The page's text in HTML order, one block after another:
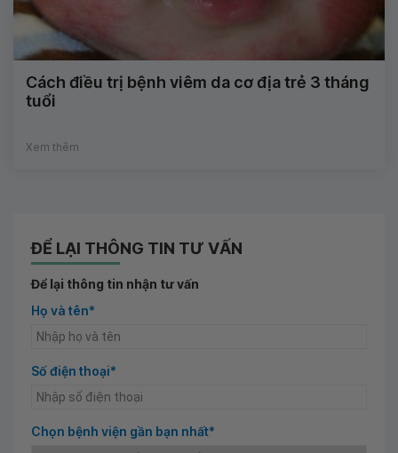
Cách điều trị bệnh viêm da cơ địa trẻ 3 tháng
tuổi
Xem thêm
ĐỂ LẠI THÔNG TIN TƯ VẤN
Để lại thông tin nhận tư vấn
Họ và tên*
Số điện thoại*
Chọn bệnh viện gần bạn nhất*